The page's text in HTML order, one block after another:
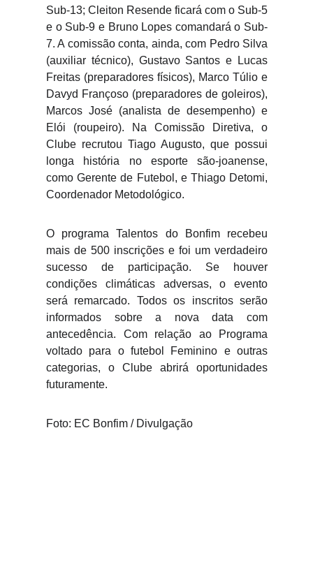
Sub-13; Cleiton Resende ficará com o Sub-5
e o Sub-9 e Bruno Lopes comandará o Sub-
7. A comissão conta, ainda, com Pedro Silva
(auxiliar técnico), Gustavo Santos e Lucas
Freitas (preparadores físicos), Marco Túlio e
Davyd Françoso (preparadores de goleiros),
Marcos José (analista de desempenho) e
Elói (roupeiro). Na Comissão Diretiva, o
Clube recrutou Tiago Augusto, que possui
longa história no esporte são-joanense,
como Gerente de Futebol, e Thiago Detomi,
Coordenador Metodológico.
O programa Talentos do Bonfim recebeu
mais de 500 inscrições e foi um verdadeiro
sucesso de participação. Se houver
condições climáticas adversas, o evento
será remarcado. Todos os inscritos serão
informados sobre a nova data com
antecedência. Com relação ao Programa
voltado para o futebol Feminino e outras
categorias, o Clube abrirá oportunidades
futuramente.
Foto: EC Bonfim / Divulgação